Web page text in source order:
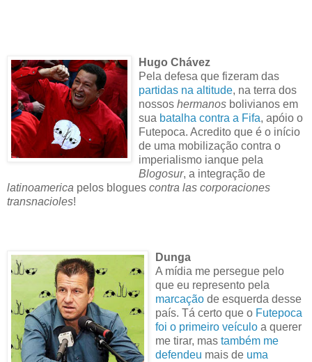
Hugo Chávez
Pela defesa que fizeram das
partidas na altitude, na terra dos
nossos hermanos bolivianos em
sua batalha contra a Fifa, apóio o
Futepoca. Acredito que é o início
de uma mobilização contra o
imperialismo ianque pela
Blogosur, a integração de
latinoamerica pelos blogues contra las corporaciones
transnacioles!
Dunga
A mídia me persegue pelo
que eu represento pela
marcação de esquerda desse
país. Tá certo que o Futepoca
foi o primeiro veículo a querer
me tirar, mas também me
defendeu mais de uma